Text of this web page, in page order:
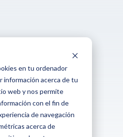
en tu ordenador
información acerca de tu
web y nos permite
con el fin de
de navegación
acerca de